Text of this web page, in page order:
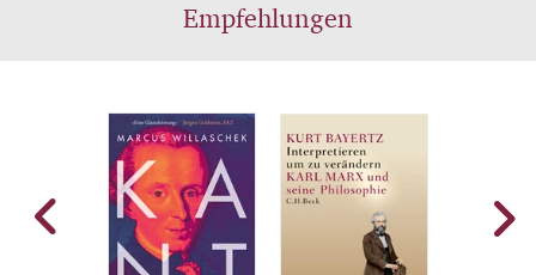
Empfehlungen